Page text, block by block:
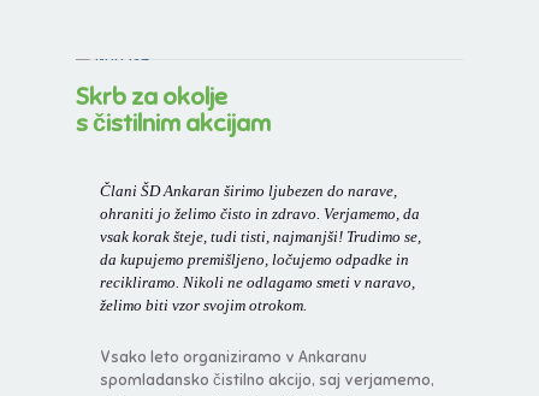
Skrb za okolje
s čistilnim akcijam
Člani ŠD Ankaran širimo ljubezen do narave,
ohraniti jo želimo čisto in zdravo. Verjamemo, da
vsak korak šteje, tudi tisti, najmanjši! Trudimo se,
da kupujemo premišljeno, ločujemo odpadke in
recikliramo. Nikoli ne odlagamo smeti v naravo,
želimo biti vzor svojim otrokom.
Vsako leto organiziramo v Ankaranu
spomladansko čistilno akcijo, saj verjamemo,